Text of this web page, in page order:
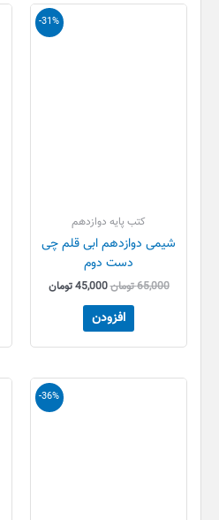
-31%
کتب پایه دوازدهم
شیمی دوازدهم ابی قلم چی
دست دوم
65,000تومان
قیمت
65,000 تومان
45,000تومان
قیمت
فعلی
افزودن
-36%
55,000 تومان
قیمت
فعلی